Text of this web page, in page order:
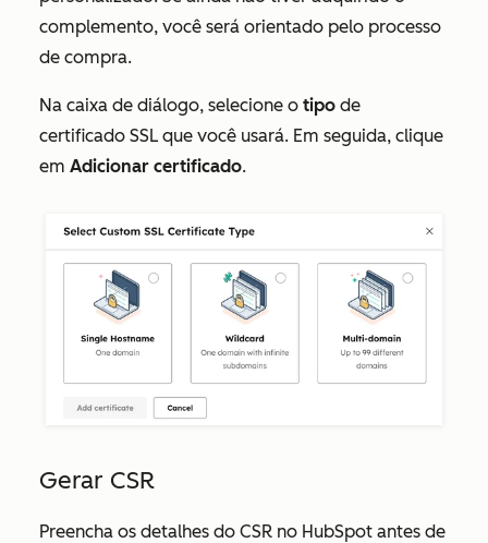
complemento, você será orientado pelo processo
de compra.
Na caixa de diálogo, selecione o tipo de
certificado SSL que você usará. Em seguida, clique
em Adicionar certificado.
Gerar CSR
Preencha os detalhes do CSR no HubSpot antes de